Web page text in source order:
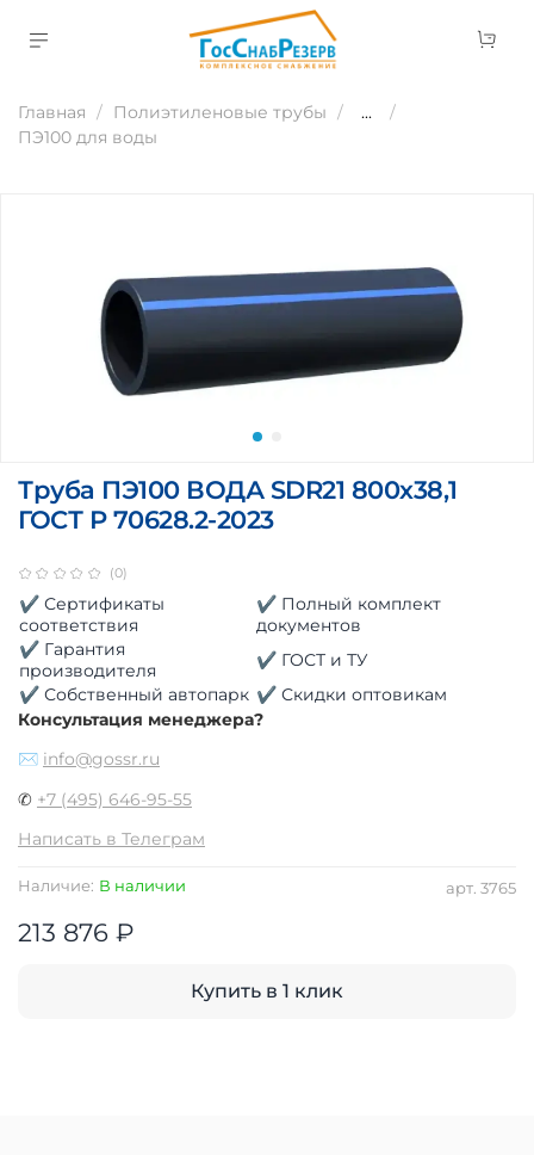
Главная Полиэтиленовые трубы
...
ПЭ100 для воды
(0)
арт. 3765
Наличие: В наличии
Труба ПЭ100 ВОДА SDR21 800х38,1
ГОСТ Р 70628.2-2023
213 876 ₽
Купить в 1 клик
✔ Сертификаты
соответствия
✔ Полный комплект
документов
✔ Гарантия
производителя
✔ ГОСТ и ТУ
✔ Собственный автопарк ✔ Скидки оптовикам
Консультация менеджера?
✉ info@gossr.ru
✆ +7 (495) 646-95-55
Написать в Телеграм